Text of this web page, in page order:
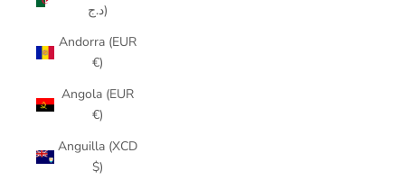
د.ج)
Andorra (EUR
€)
Angola (EUR
€)
Anguilla (XCD
$)